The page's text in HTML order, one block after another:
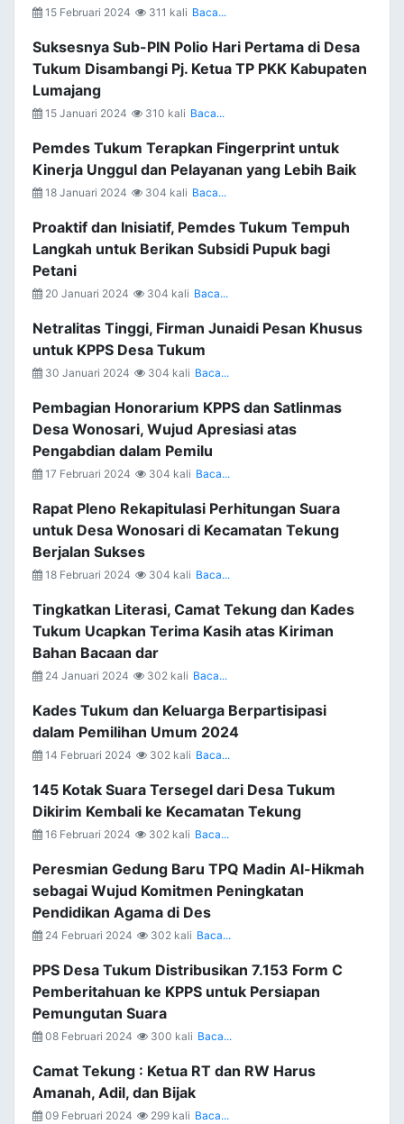
15 Februari 2024 311 kali Baca...
Suksesnya Sub-PIN Polio Hari Pertama di Desa
Tukum Disambangi Pj. Ketua TP PKK Kabupaten
Lumajang
15 Januari 2024 310 kali Baca...
Pemdes Tukum Terapkan Fingerprint untuk
Kinerja Unggul dan Pelayanan yang Lebih Baik
18 Januari 2024 304 kali Baca...
Proaktif dan Inisiatif, Pemdes Tukum Tempuh
Langkah untuk Berikan Subsidi Pupuk bagi
Petani
20 Januari 2024 304 kali Baca...
Netralitas Tinggi, Firman Junaidi Pesan Khusus
untuk KPPS Desa Tukum
30 Januari 2024 304 kali Baca...
Pembagian Honorarium KPPS dan Satlinmas
Desa Wonosari, Wujud Apresiasi atas
Pengabdian dalam Pemilu
17 Februari 2024 304 kali Baca...
Rapat Pleno Rekapitulasi Perhitungan Suara
untuk Desa Wonosari di Kecamatan Tekung
Berjalan Sukses
18 Februari 2024 304 kali Baca...
Tingkatkan Literasi, Camat Tekung dan Kades
Tukum Ucapkan Terima Kasih atas Kiriman
Bahan Bacaan dar
24 Januari 2024 302 kali Baca...
Kades Tukum dan Keluarga Berpartisipasi
dalam Pemilihan Umum 2024
14 Februari 2024 302 kali Baca...
145 Kotak Suara Tersegel dari Desa Tukum
Dikirim Kembali ke Kecamatan Tekung
16 Februari 2024 302 kali Baca...
Peresmian Gedung Baru TPQ Madin Al-Hikmah
sebagai Wujud Komitmen Peningkatan
Pendidikan Agama di Des
24 Februari 2024 302 kali Baca...
PPS Desa Tukum Distribusikan 7.153 Form C
Pemberitahuan ke KPPS untuk Persiapan
Pemungutan Suara
08 Februari 2024 300 kali Baca...
Camat Tekung : Ketua RT dan RW Harus
Amanah, Adil, dan Bijak
09 Februari 2024 299 kali Baca...